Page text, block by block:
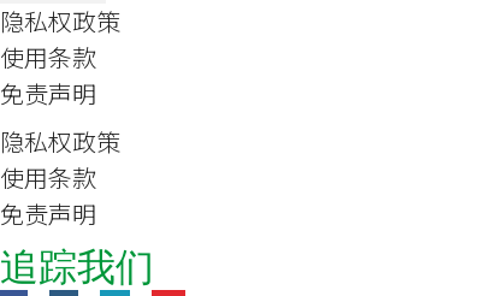
隐私权政策
使用条款
免责声明
隐私权政策
使用条款
免责声明
追踪我们